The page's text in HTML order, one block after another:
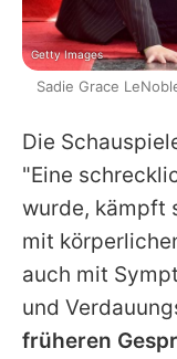
Die
"Eine
wurde, kämpft
mit
auch mit
und
früheren
Getty Images
Sadie Grace